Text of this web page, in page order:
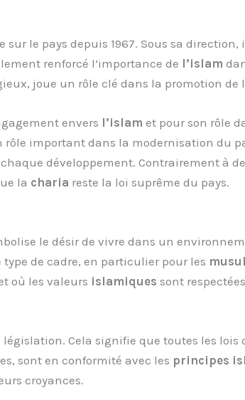
sur le pays depuis 1967. Sous sa
renforcé l’importance de l’islam
joue un rôle clé dans la promotion de
envers l’islamet pour son rôle
rôle important dans la modernisation du
développement. Contrairement à
la charia reste la loi suprême du pays.
le désir de vivre dans un
type de cadre, en particulier pour les
où les valeurs islamiques sont
Cela signifie que toutes les lois
sont en conformité avec les principes
croyances.